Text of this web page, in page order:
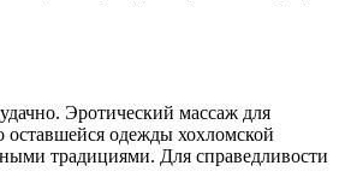
Эротический массаж для
оставшейся одежды хохломской
традициями. Для справедливости